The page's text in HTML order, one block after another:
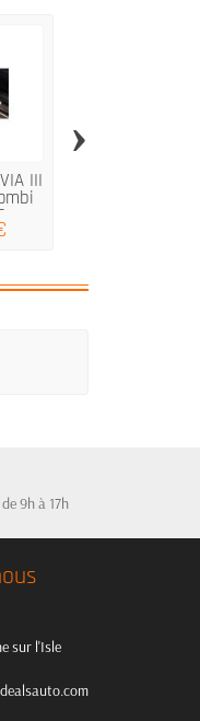
III
›
9h à 17h
sur l'Isle